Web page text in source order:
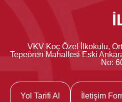
VKV Koç Özel İlkokulu,
Tepeören Mahallesi Eski
No:
Yol Tarifi Al İletişim